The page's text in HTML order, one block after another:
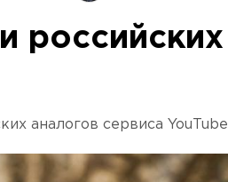
российских
аналогов сервиса YouTube